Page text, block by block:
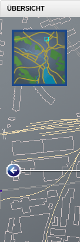
ÜBERSICHT